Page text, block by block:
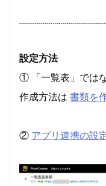
設定方法
① 「一覧表」では
作成方法は 書類を
② アプリ連携の設